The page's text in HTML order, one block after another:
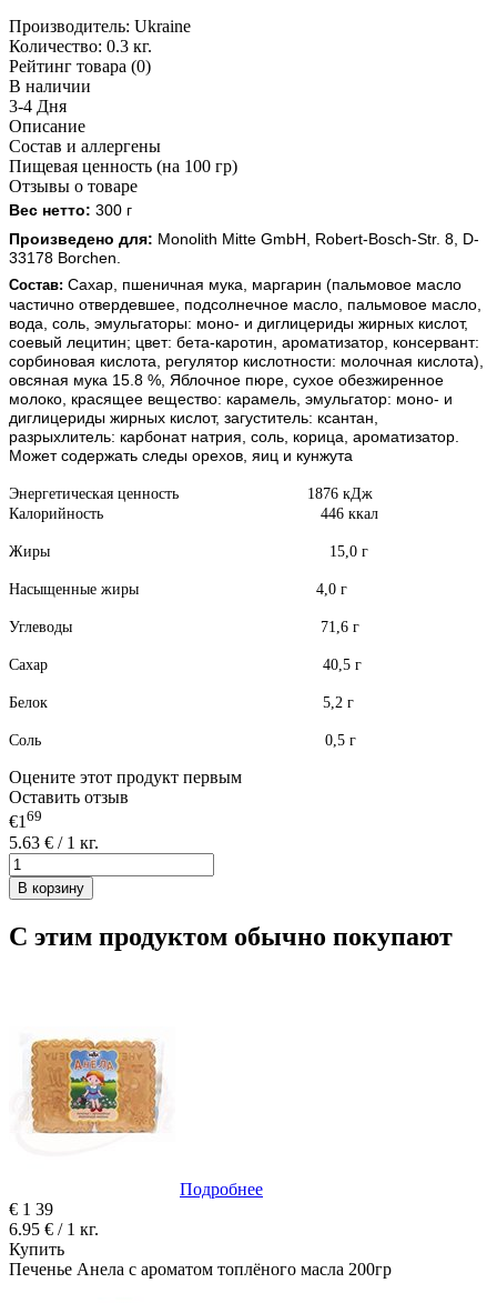
Производитель: Ukraine
Количество: 0.3 кг.
Рейтинг товара (0)
В наличии
3-4 Дня
Описание
Состав и аллергены
Пищевая ценность (на 100 гр)
Отзывы о товаре
Вес нетто: 300 г
Произведено для: Monolith Mitte GmbH, Robert-Bosch-Str. 8, D-
33178 Borchen.
Состав: Сахар, пшеничная мука, маргарин (пальмовое масло
частично отвердевшее, подсолнечное масло, пальмовое масло,
вода, соль, эмульгаторы: моно- и диглицериды жирных кислот,
соевый лецитин; цвет: бета-каротин, ароматизатор, консервант:
сорбиновая кислота, регулятор кислотности: молочная кислота),
овсяная мука 15.8 %, Яблочное пюре, сухое обезжиренное
молоко, красящее вещество: карамель, эмульгатор: моно- и
диглицериды жирных кислот, загуститель: ксантан,
разрыхлитель: карбонат натрия, соль, корица, ароматизатор.
Может содержать следы орехов, яиц и кунжута
Энергетическая ценность 1876 кДж
Калорийность 446 ккал
Жиры 15,0 г
Насыщенные жиры 4,0 г
Углеводы 71,6 г
Сахар 40,5 г
Белок 5,2 г
Соль 0,5 г
Оцените этот продукт первым
Оставить отзыв
€169
5.63 € / 1 кг.
В корзину
С этим продуктом обычно покупают
Подробнее
€ 1 39
6.95 € / 1 кг.
Купить
Печенье Анела с ароматом топлёного масла 200гр